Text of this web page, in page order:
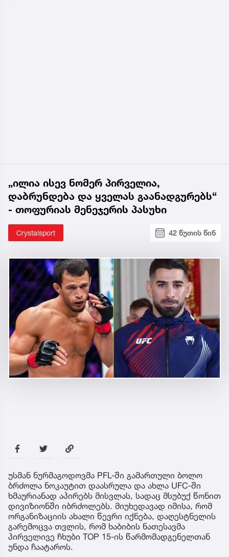
„ილია ისევ ნომერ პირველია,
დაბრუნდება და ყველას გაანადგურებს“
- თოფურიას მენეჯერის პასუხი
Crystalsport 42 წუთის წინ
უსმან ნურმაგოდოვმა PFL-ში გამართული ბოლო
ბრძოლა ნოკაუტით დაასრულა და ახლა UFC-ში
ხმაურიანად აპირებს მისვლას, სადაც მსუბუქ წონით
დივიზიონში იბრძოლებს. მიუხედავად იმისა, რომ
ორგანიზაციის ახალი წევრი იქნება, დაღესტნელის
გარემოცვა თვლის, რომ ხაბიბის ნათესავმა
პირველივე ჩხუბი TOP 15-ის წარმომადგენელთან
უნდა ჩაატაროს.